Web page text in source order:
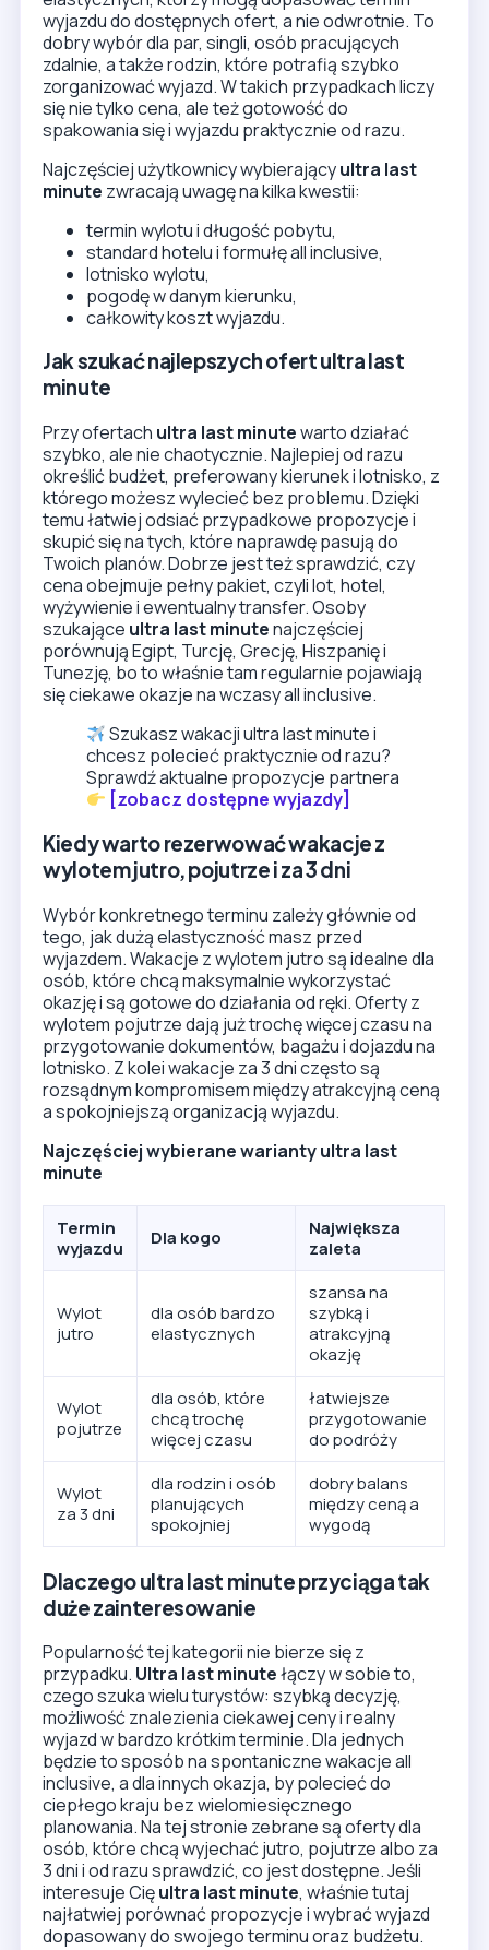
wyjazdu do dostępnych ofert, a nie odwrotnie. To
dobry wybór dla par, singli, osób pracujących
zdalnie, a także rodzin, które potrafią szybko
zorganizować wyjazd. W takich przypadkach liczy
się nie tylko cena, ale też gotowość do
spakowania się i wyjazdu praktycznie od razu.
Najczęściej użytkownicy wybierającyultra last
minute zwracają uwagę na kilka kwestii:
termin wylotu i długość pobytu,
standard hotelu i formułę all inclusive,
lotnisko wylotu,
pogodę w danym kierunku,
całkowity koszt wyjazdu.
Jak szukać najlepszych ofert ultra last
minute
Przy ofertach ultra last minutewarto działać
szybko, ale nie chaotycznie. Najlepiej od razu
określić budżet, preferowany kierunek i lotnisko, z
którego możesz wylecieć bez problemu. Dzięki
temu łatwiej odsiać przypadkowe propozycje i
skupić się na tych, które naprawdę pasują do
Twoich planów. Dobrze jest też sprawdzić, czy
cena obejmuje pełny pakiet, czyli lot, hotel,
wyżywienie i ewentualny transfer. Osoby
szukające ultra last minutenajczęściej
porównują Egipt, Turcję, Grecję, Hiszpanię i
Tunezję, bo to właśnie tam regularnie pojawiają
się ciekawe okazje na wczasy all inclusive.
Szukasz wakacji ultra last minute i
chcesz polecieć praktycznie od razu?
Sprawdź aktualne propozycje partnera
[zobacz dostępne wyjazdy]
Kiedy warto rezerwować wakacje z
wylotem jutro, pojutrze i za 3 dni
Wybór konkretnego terminu zależy głównie od
tego, jak dużą elastyczność masz przed
wyjazdem. Wakacje z wylotem jutro są idealne dla
osób, które chcą maksymalnie wykorzystać
okazję i są gotowe do działania od ręki. Oferty z
wylotem pojutrze dają już trochę więcej czasu na
przygotowanie dokumentów, bagażu i dojazdu na
lotnisko. Z kolei wakacje za 3 dni często są
rozsądnym kompromisem między atrakcyjną ceną
a spokojniejszą organizacją wyjazdu.
Najczęściej wybierane warianty ultra last
minute
Termin
wyjazdu
Dla kogo
Największa
zaleta
Wylot
jutro
dla osób bardzo
elastycznych
szansa na
szybką i
atrakcyjną
okazję
Wylot
pojutrze
dla osób, które
chcą trochę
więcej czasu
łatwiejsze
przygotowanie
do podróży
Wylot
za 3 dni
dla rodzin i osób
planujących
spokojniej
dobry balans
między ceną a
wygodą
Dlaczego ultra last minute przyciąga tak
duże zainteresowanie
Popularność tej kategorii nie bierze się z
przypadku. Ultra last minutełączy w sobie to,
czego szuka wielu turystów: szybką decyzję,
możliwość znalezienia ciekawej ceny i realny
wyjazd w bardzo krótkim terminie. Dla jednych
będzie to sposób na spontaniczne wakacje all
inclusive, a dla innych okazja, by polecieć do
ciepłego kraju bez wielomiesięcznego
planowania. Na tej stronie zebrane są oferty dla
osób, które chcą wyjechać jutro, pojutrze albo za
3 dni i od razu sprawdzić, co jest dostępne. Jeśli
interesuje Cięultra last minute, właśnie tutaj
najłatwiej porównać propozycje i wybrać wyjazd
dopasowany do swojego terminu oraz budżetu.